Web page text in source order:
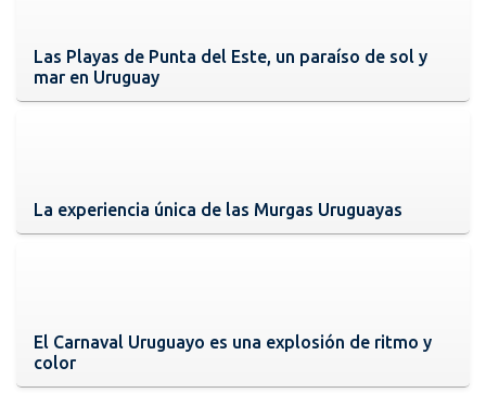
Las Playas de Punta del Este, un paraíso de sol y
mar en Uruguay
La experiencia única de las Murgas Uruguayas
El Carnaval Uruguayo es una explosión de ritmo y
color